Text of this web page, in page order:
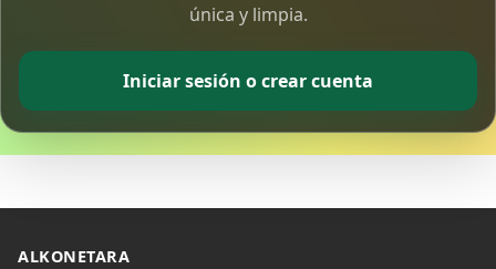
única y limpia.
Iniciar sesión o crear cuenta
ALKONETARA